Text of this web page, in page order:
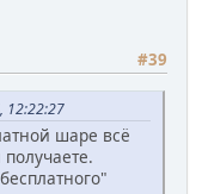
#39
шаре всё
получаете.